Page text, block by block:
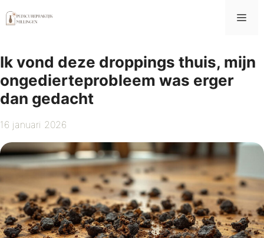
naar
Ik vond deze droppings thuis, mijn
ongedierteprobleem was erger
dan gedacht
16 januari 2026